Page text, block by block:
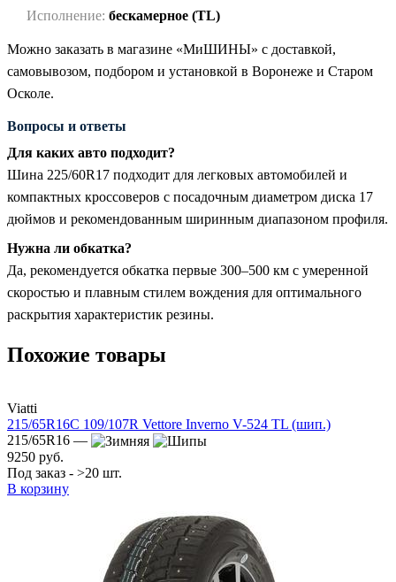
Исполнение: бескамерное (TL)
Можно заказать в магазине «МиШИНЫ» с доставкой,
самовывозом, подбором и установкой в Воронеже и Старом
Осколе.
Вопросы и ответы
Для каких авто подходит?
Шина 225/60R17 подходит для легковых автомобилей и
компактных кроссоверов с посадочным диаметром диска 17
дюймов и рекомендованным ширинным диапазоном профиля.
Нужна ли обкатка?
Да, рекомендуется обкатка первые 300–500 км с умеренной
скоростью и плавным стилем вождения для оптимального
раскрытия характеристик резины.
Похожие товары
Viatti
215/65R16C 109/107R Vettore Inverno V-524 TL (шип.)
215/65R16 —
9250 руб.
Под заказ - >20 шт.
В корзину